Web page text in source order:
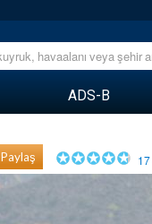
ADS-B
Paylaş 17